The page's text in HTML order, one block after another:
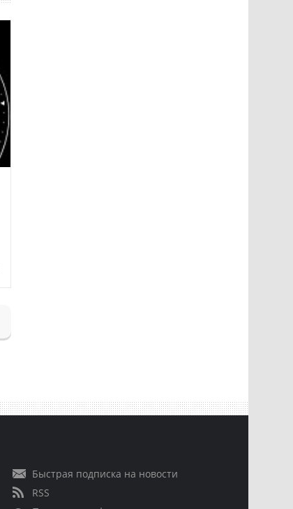
Быстрая подписка на новости
RSS